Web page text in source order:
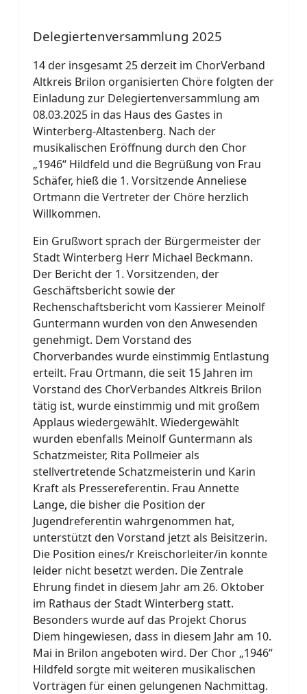
Delegiertenversammlung 2025
14 der insgesamt 25 derzeit im ChorVerband
Altkreis Brilon organisierten Chöre folgten der
Einladung zur Delegiertenversammlung am
08.03.2025 in das Haus des Gastes in
Winterberg-Altastenberg. Nach der
musikalischen Eröffnung durch den Chor
„1946“ Hildfeld und die Begrüßung von Frau
Schäfer, hieß die 1. Vorsitzende Anneliese
Ortmann die Vertreter der Chöre herzlich
Willkommen.
Ein Grußwort sprach der Bürgermeister der
Stadt Winterberg Herr Michael Beckmann.
Der Bericht der 1. Vorsitzenden, der
Geschäftsbericht sowie der
Rechenschaftsbericht vom Kassierer Meinolf
Guntermann wurden von den Anwesenden
genehmigt. Dem Vorstand des
Chorverbandes wurde einstimmig Entlastung
erteilt. Frau Ortmann, die seit 15 Jahren im
Vorstand des ChorVerbandes Altkreis Brilon
tätig ist, wurde einstimmig und mit großem
Applaus wiedergewählt. Wiedergewählt
wurden ebenfalls Meinolf Guntermann als
Schatzmeister, Rita Pollmeier als
stellvertretende Schatzmeisterin und Karin
Kraft als Pressereferentin. Frau Annette
Lange, die bisher die Position der
Jugendreferentin wahrgenommen hat,
unterstützt den Vorstand jetzt als Beisitzerin.
Die Position eines/r Kreischorleiter/in konnte
leider nicht besetzt werden. Die Zentrale
Ehrung findet in diesem Jahr am 26. Oktober
im Rathaus der Stadt Winterberg statt.
Besonders wurde auf das Projekt Chorus
Diem hingewiesen, dass in diesem Jahr am 10.
Mai in Brilon angeboten wird. Der Chor „1946“
Hildfeld sorgte mit weiteren musikalischen
Vorträgen für einen gelungenen Nachmittag.